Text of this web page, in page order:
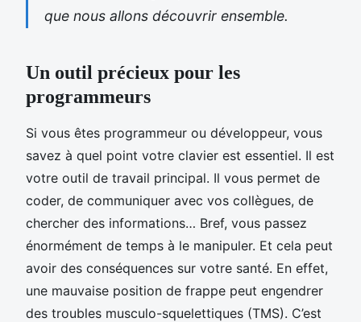
que nous allons découvrir ensemble.
Un outil précieux pour les
programmeurs
Si vous êtes programmeur ou développeur, vous
savez à quel point votre clavier est essentiel. Il est
votre outil de travail principal. Il vous permet de
coder, de communiquer avec vos collègues, de
chercher des informations… Bref, vous passez
énormément de temps à le manipuler. Et cela peut
avoir des conséquences sur votre santé. En effet,
une mauvaise position de frappe peut engendrer
des troubles musculo-squelettiques (TMS). C’est